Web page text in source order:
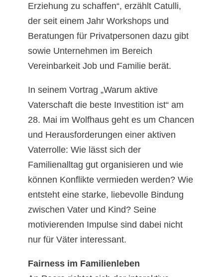
Erziehung zu schaffen“, erzählt Catulli,
der seit einem Jahr Workshops und
Beratungen für Privatpersonen dazu gibt
sowie Unternehmen im Bereich
Vereinbarkeit Job und Familie berät.
In seinem Vortrag „Warum aktive
Vaterschaft die beste Investition ist“ am
28. Mai im Wolfhaus geht es um Chancen
und Herausforderungen einer aktiven
Vaterrolle: Wie lässt sich der
Familienalltag gut organisieren und wie
können Konflikte vermieden werden? Wie
entsteht eine starke, liebevolle Bindung
zwischen Vater und Kind? Seine
motivierenden Impulse sind dabei nicht
nur für Väter interessant.
Fairness im Familienleben